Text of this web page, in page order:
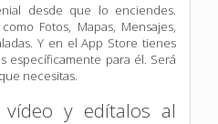
desde que lo enciendes.
Fotos, Mapas, Mensajes,
Y en el App Store tienes
específicamente para él. Será
necesitas.
y edítalos al